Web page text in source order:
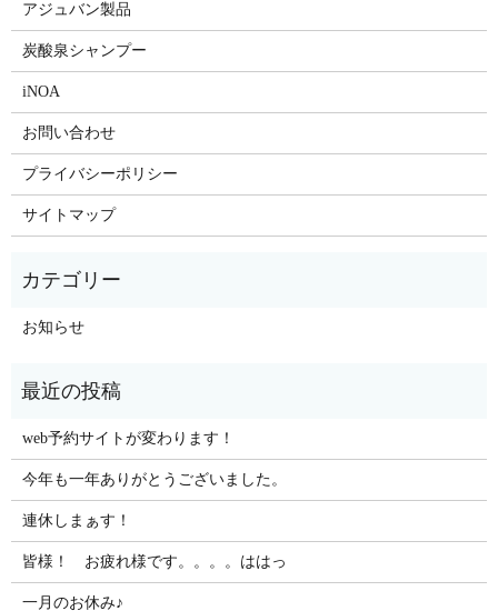
アジュバン製品
炭酸泉シャンプー
iNOA
お問い合わせ
プライバシーポリシー
サイトマップ
お知らせ
web予約サイトが変わります！
今年も一年ありがとうございました。
連休しまぁす！
皆様！ お疲れ様です。。。。ははっ
一月のお休み♪